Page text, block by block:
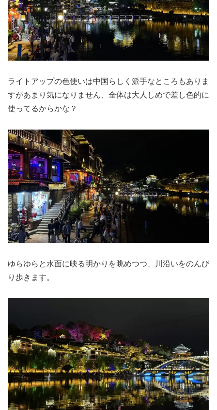
ライトアップの色使いは中国らしく派手なところもありま
すがあまり気になりません、全体は大人しめで差し色的に
使ってるからかな？
ゆらゆらと水面に映る明かりを眺めつつ、川沿いをのんび
り歩きます。